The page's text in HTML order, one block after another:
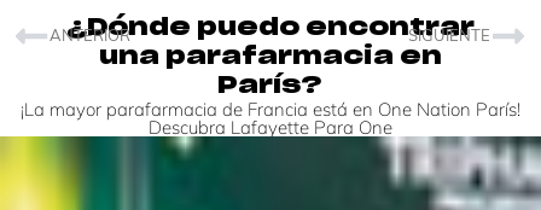
¿Dónde puedo encontrar
una parafarmacia en
París?
¡La mayor parafarmacia de Francia está en One Nation París!
Descubra Lafayette Para One
ANTERIOR SIGUIENTE